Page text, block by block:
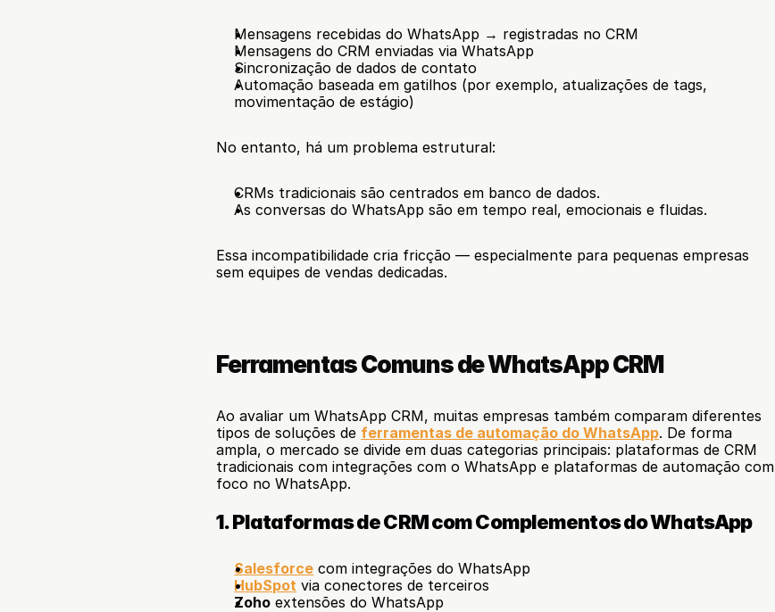
Mensagens recebidas do WhatsApp → registradas no CRM
Mensagens do CRM enviadas via WhatsApp
Sincronização de dados de contato
Automação baseada em gatilhos (por exemplo, atualizações de tags,
movimentação de estágio)
No entanto, há um problema estrutural:
CRMs tradicionais são centrados em banco de dados.
As conversas do WhatsApp são em tempo real, emocionais e fluidas.
Essa incompatibilidade cria fricção — especialmente para pequenas empresas
sem equipes de vendas dedicadas.
Ferramentas Comuns de WhatsApp CRM
Ao avaliar um WhatsApp CRM, muitas empresas também comparam diferentes
tipos de soluções de ferramentas de automação do WhatsApp. De forma
ampla, o mercado se divide em duas categorias principais: plataformas de CRM
tradicionais com integrações com o WhatsApp e plataformas de automação com
foco no WhatsApp.
1. Plataformas de CRM com Complementos do WhatsApp
Salesforce com integrações do WhatsApp
HubSpot via conectores de terceiros
Zoho extensões do WhatsApp